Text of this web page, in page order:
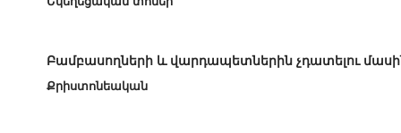
Բամբասողների և վարդապետներին չդատելու
Քրիստոնեական